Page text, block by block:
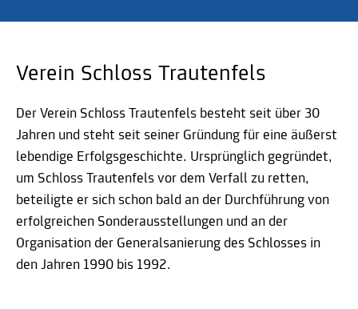
Verein Schloss Trautenfels
Der Verein Schloss Trautenfels besteht seit über 30
Jahren und steht seit seiner Gründung für eine äußerst
lebendige Erfolgsgeschichte. Ursprünglich gegründet,
um Schloss Trautenfels vor dem Verfall zu retten,
beteiligte er sich schon bald an der Durchführung von
erfolgreichen Sonderausstellungen und an der
Organisation der Generalsanierung des Schlosses in
den Jahren 1990 bis 1992.